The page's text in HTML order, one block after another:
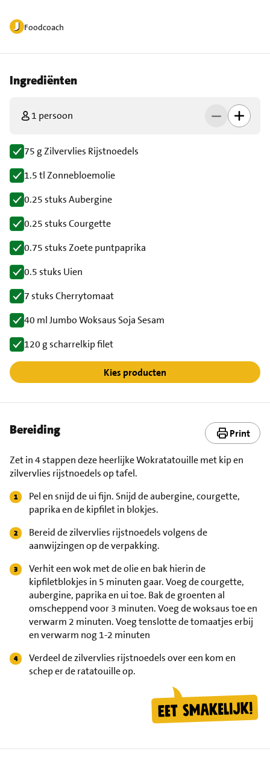
Foodcoach
Ingrediënten
1 persoon
75 g Zilvervlies Rijstnoedels
1.5 tl Zonnebloemolie
0.25 stuks Aubergine
0.25 stuks Courgette
0.75 stuks Zoete puntpaprika
0.5 stuks Uien
7 stuks Cherrytomaat
40 ml Jumbo Woksaus Soja Sesam
120 g scharrelkip filet
Kies producten
Bereiding Print
Zet in 4 stappen deze heerlijke Wokratatouille met kip en
zilvervlies rijstnoedels op tafel.
Pel en snijd de ui fijn. Snijd de aubergine, courgette,
paprika en de kipfilet in blokjes.
Bereid de zilvervlies rijstnoedels volgens de
aanwijzingen op de verpakking.
Verhit een wok met de olie en bak hierin de
kipfiletblokjes in 5 minuten gaar. Voeg de courgette,
aubergine, paprika en ui toe. Bak de groenten al
omscheppend voor 3 minuten. Voeg de woksaus toe en
verwarm 2 minuten. Voeg tenslotte de tomaatjes erbij
en verwarm nog 1-2 minuten
Verdeel de zilvervlies rijstnoedels over een kom en
schep er de ratatouille op.